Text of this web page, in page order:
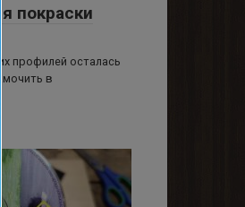
покраски
профилей осталась
в